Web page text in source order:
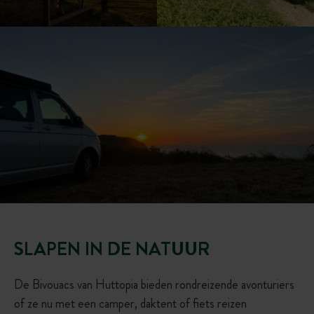
SLAPEN IN DE NATUUR
De Bivouacs van Huttopia bieden rondreizende avonturiers
of ze nu met een camper, daktent of fiets reizen